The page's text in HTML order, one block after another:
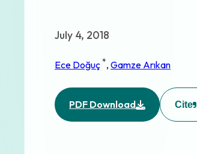
July 4, 2018
Ece Doğuç *, Gamze Arıkan
PDF Download Cite